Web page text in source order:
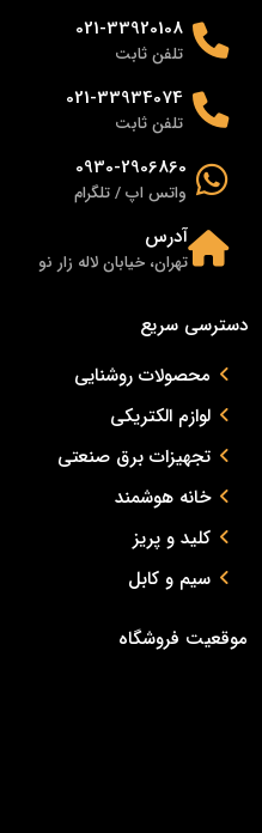
021-33920108
تلفن ثابت
021-33934074
تلفن ثابت
0930-2906860
واتس اپ / تلگرام
آدرس
تهران، خیابان لاله زار نو
دسترسی سریع
محصولات روشنایی
لوازم الکتریکی
تجهیزات برق صنعتی
خانه هوشمند
کلید و پریز
سیم و کابل
موقعیت فروشگاه